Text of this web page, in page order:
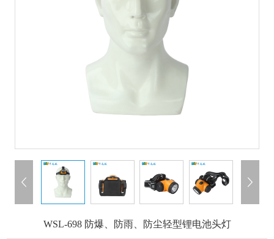
WSL-698 防爆、防雨、防尘轻型锂电池头灯